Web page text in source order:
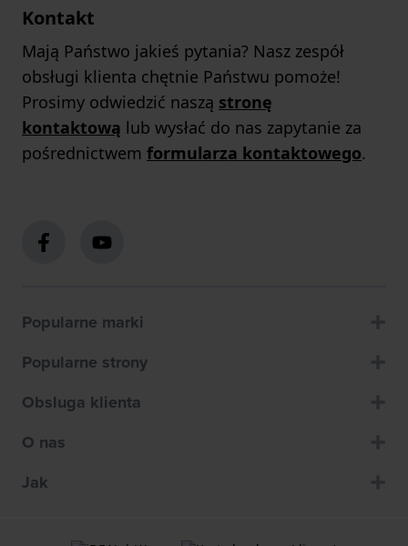
Kontakt
Mają Państwo jakieś pytania? Nasz zespół
obsługi klienta chętnie Państwu pomoże!
Prosimy odwiedzić naszą stronę
kontaktową lub wysłać do nas zapytanie za
pośrednictwem formularza kontaktowego.
Popularne marki
Popularne strony
Obsluga klienta
O nas
Jak